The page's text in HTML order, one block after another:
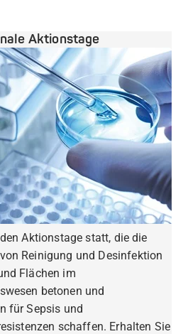
Aktionstage
Aktionstage statt, die die
Reinigung und Desinfektion
Flächen im
betonen und
für Sepsis und
schaffen. Erhalten Sie